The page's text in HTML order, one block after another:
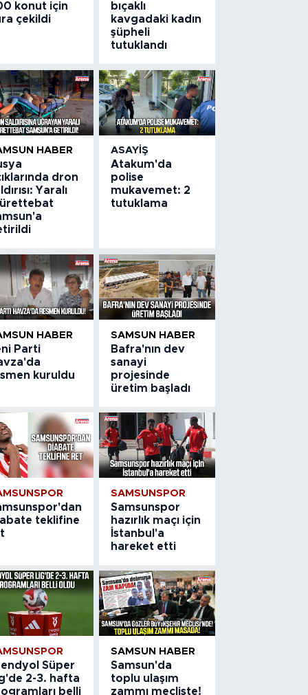
konut için
çekildi
bıçaklı
kavgadaki kadın
şüpheli
tutuklandı
HABER
dron
Yaralı
ASAYIŞ
Atakum'da
polise
mukavemet: 2
tutuklama
HABER
Parti
kuruldu
SAMSUN HABER
Bafra'nın dev
sanayi
projesinde
üretim başladı
teklifine
SAMSUNSPOR
Samsunspor
hazırlık maçı için
İstanbul'a
hareket etti
Süper
2-3. hafta
belli
SAMSUN HABER
Samsun'da
toplu ulaşım
zammı mecliste!